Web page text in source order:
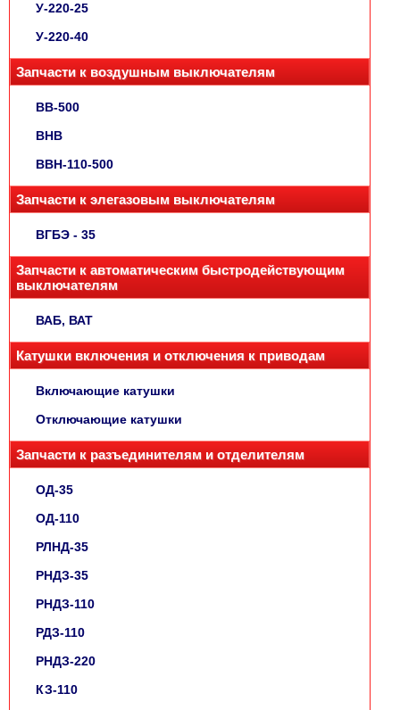
У-220-25
У-220-40
Запчасти к воздушным выключателям
ВВ-500
ВНВ
ВВН-110-500
Запчасти к элегазовым выключателям
ВГБЭ - 35
Запчасти к автоматическим быстродействующим
выключателям
ВАБ, ВАТ
Катушки включения и отключения к приводам
Включающие катушки
Отключающие катушки
Запчасти к разъединителям и отделителям
ОД-35
ОД-110
РЛНД-35
РНДЗ-35
РНДЗ-110
РДЗ-110
РНДЗ-220
КЗ-110